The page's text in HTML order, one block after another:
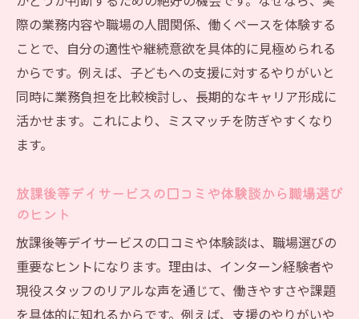
際の業務内容や職場の人間関係、働くペースを体験する
ことで、自分の適性や継続意欲を具体的に見極められる
からです。例えば、子どもへの支援に対するやりがいと
同時に業務負担を比較検討し、長期的なキャリア形成に
活かせます。これにより、ミスマッチを防ぎやすくなり
ます。
放課後等デイサービスの口コミや体験談から職場選び
のヒント
放課後等デイサービスの口コミや体験談は、職場選びの
重要なヒントになります。理由は、インターン経験者や
現役スタッフのリアルな声を通じて、働きやすさや課題